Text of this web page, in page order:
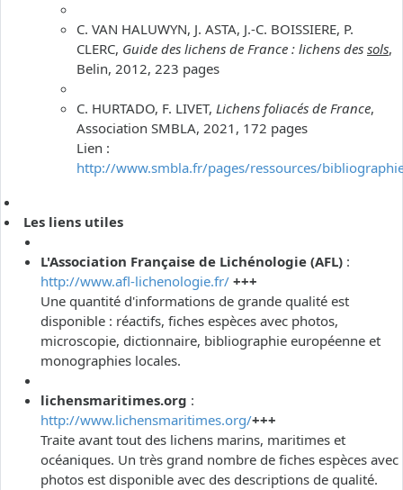
C. VAN HALUWYN, J. ASTA, J.-C. BOISSIERE, P.
CLERC, Guide des lichens de France : lichens des sols,
Belin, 2012, 223 pages
C. HURTADO, F. LIVET, Lichens foliacés de France,
Association SMBLA, 2021, 172 pages
Lien :
http://www.smbla.fr/pages/ressources/
Les liens utiles
L'Association Française de Lichénologie (AFL) :
http://www.afl-lichenologie.fr/ +++
Une quantité d'informations de grande qualité est
disponible : réactifs, fiches espèces avec photos,
microscopie, dictionnaire, bibliographie européenne et
monographies locales.
lichensmaritimes.org :
http://www.lichensmaritimes.org/+++
Traite avant tout des lichens marins, maritimes et
océaniques. Un très grand nombre de fiches espèces avec
photos est disponible avec des descriptions de qualité.